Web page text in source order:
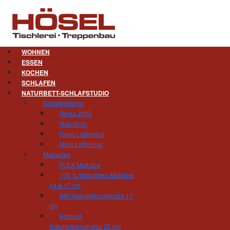
WOHNEN
ESSEN
KOCHEN
SCHLAFEN
NATURBETT-SCHLAFSTUDIO
Schlafsysteme
Relax 2000
Naturform
Flexo Lattenrost
Mars Lattenrost
Matratzen
FLEX Matratze
100 % Naturlatex-Matratze
14 & 17 cm
AIR Naturlatexmatratze 17
cm
Komfort-
Naturlatexmatratze 20 cm
Treppenbauen ist unsere Leidenschaft.
des Treppenbaus immer weiter verfeinert.
Treppenbau Hösel steht für den handwerklich
Sie Ihr ganzes Leben lang begleiten wird.
bei der Findung der idealen Treppenlösung.
gewendelt - eingestemmt, aufgesattelt,